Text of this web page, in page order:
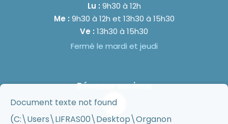
Document texte not found
(C:\Users\LIFRAS00\Desktop\Organon
Lu : 9h30 à 12h
Me : 9h30 à 12h et 13h30 à 15h30
Ve : 13h30 à 15h30
Fermé le mardi et jeudi
Réseaux sociaux